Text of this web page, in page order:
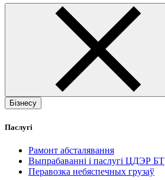
Бізнесу
Паслугі
Рамонт абсталявання
Выпрабаванні і паслугі ЦДЭР БТ
Перавозка небяспечных грузаў